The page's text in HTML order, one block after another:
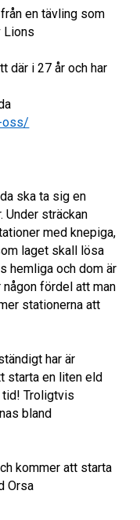
en tävling som
Lions
där i 27 år och har
oss/
ska ta sig en
Under sträckan
med knepiga,
laget skall lösa
hemliga och dom är
fördel att man
stationerna att
har är
starta en liten eld
tid! Troligtvis
bland
kommer att starta
Orsa